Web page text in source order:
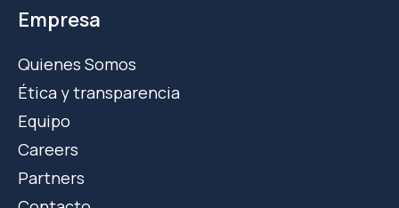
Empresa
Quienes Somos
Ética y transparencia
Equipo
Careers
Partners